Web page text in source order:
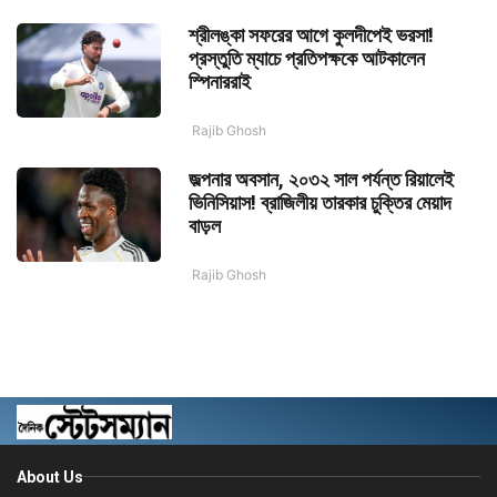
শ্রীলঙ্কা সফরের আগে কুলদীপেই ভরসা!
প্রস্তুতি ম্যাচে প্রতিপক্ষকে আটকালেন
স্পিনাররাই
Rajib Ghosh
জল্পনার অবসান, ২০৩২ সাল পর্যন্ত রিয়ালেই
ভিনিসিয়াস! ব্রাজিলীয় তারকার চুক্তির মেয়াদ
বাড়ল
Rajib Ghosh
About Us